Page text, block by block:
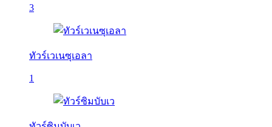
3
ทัวร์เวเนซุเอลา
1